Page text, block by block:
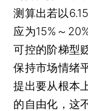
测算出若以
应为15%～
可控的阶梯型
保持市场情绪
提出要从根本
的自由化，这